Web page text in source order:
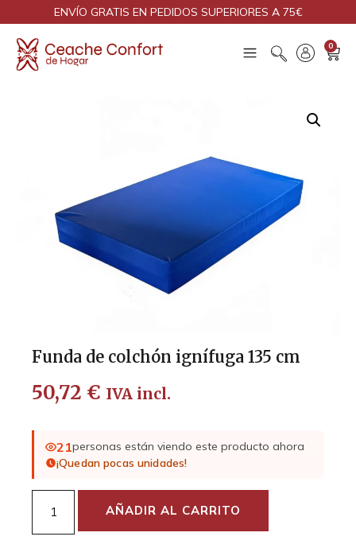
ENVÍO GRATIS EN PEDIDOS SUPERIORES A 75€
0
Funda de colchón ignífuga 135 cm
50,72 € IVA incl.
21personas están viendo este producto ahora
¡Quedan pocas unidades!
AÑADIR AL CARRITO